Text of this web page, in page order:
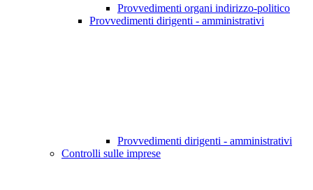
Provvedimenti organi indirizzo-politico
Provvedimenti dirigenti - amministrativi
Provvedimenti dirigenti - amministrativi
Controlli sulle imprese